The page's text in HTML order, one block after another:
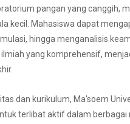
pangan yang canggih,
kecil. Mahasiswa dapat
hingga menganalisis
ilmiah yang komprehensif,
dan kurikulum, Ma'soem
terlibat aktif dalam